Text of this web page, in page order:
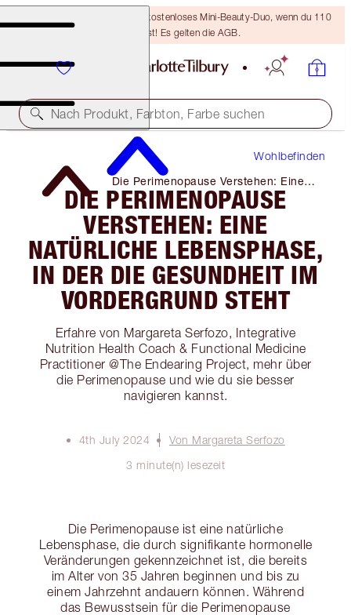
LETZTE CHANCE! Erhalte ein kostenloses Mini-Beauty-Duo, wenn du 110
€ ausgibst! Es gelten die AGB.
Nach Produkt, Farbton, Farbe suchen
Wohlbefinden
Die Perimenopause Verstehen: Eine
Natürliche Lebensphase, in Der Die
Gesundheit Im Vordergrund Steht
DIE PERIMENOPAUSE
VERSTEHEN: EINE
NATÜRLICHE LEBENSPHASE,
IN DER DIE GESUNDHEIT IM
VORDERGRUND STEHT
Erfahre von Margareta Serfozo, Integrative
Nutrition Health Coach & Functional Medicine
Practitioner @The Endearing Project, mehr über
die Perimenopause und wie du sie besser
navigieren kannst.
4th July 2024
Von Margareta Serfozo
3 minute(n) lesezeit
Die Perimenopause ist eine natürliche
Lebensphase, die durch signifikante hormonelle
Veränderungen gekennzeichnet ist, die bereits
im Alter von 35 Jahren beginnen und bis zu
einem Jahrzehnt andauern können. Während
das Bewusstsein für die Perimenopause